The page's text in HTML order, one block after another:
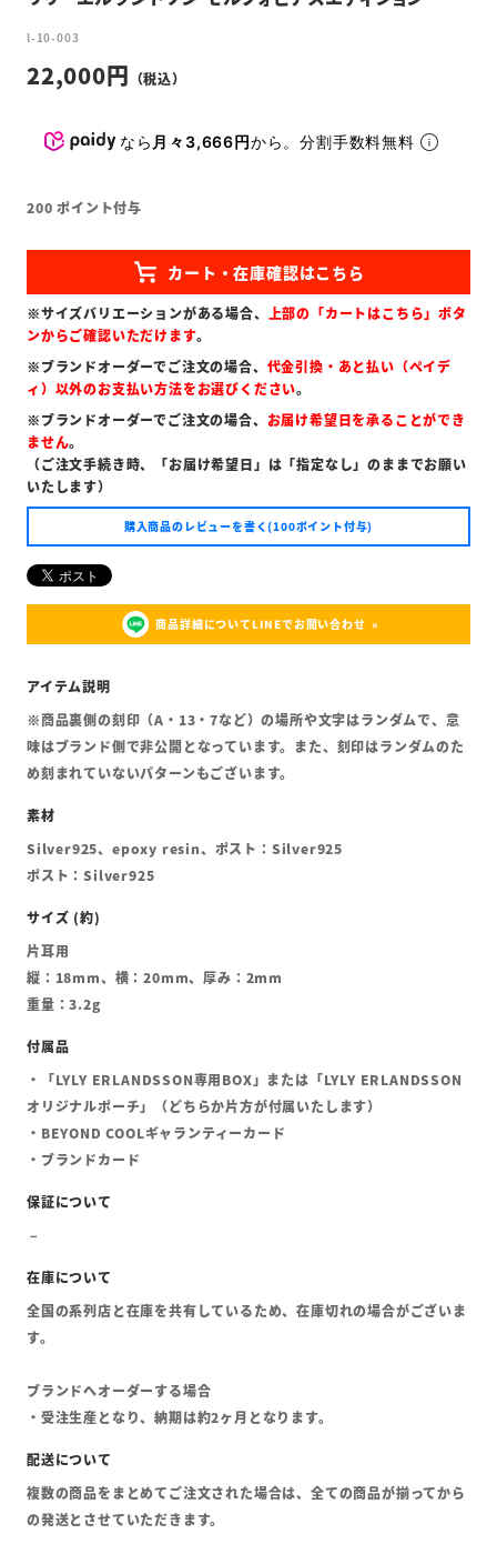
l-10-003
22,000
なら 月々3,666円から。分割手数料無料
200 ポイント付与
※サイズバリエーションがある場合、 上部の「カートはこちら」ボタ
ンからご確認いただけます。
※ブランドオーダーでご注文の場合、 代金引換・あと払い（ペイデ
ィ）以外のお支払い方法をお選びください。
※ブランドオーダーでご注文の場合、 お届け希望日を承ることができ
ません。
（ご注文手続き時、「お届け希望日」は「指定なし」のままでお願い
いたします）
購入商品のレビューを書く(100ポイント付与)
商品詳細についてLINEでお問い合わせ
※商品裏側の刻印（A・13・7など）の場所や文字はランダムで、意
味はブランド側で非公開となっています。また、刻印はランダムのた
め刻まれていないパターンもございます。
Silver925、epoxy resin、ポスト：Silver925
ポスト：Silver925
片耳用
縦：18mm、横：20mm、厚み：2mm
重量：3.2g
・「LYLY ERLANDSSON専用BOX」または「LYLY ERLANDSSON
オリジナルポーチ」（どちらか片方が付属いたします）
・BEYOND COOLギャランティーカード
・ブランドカード
全国の系列店と在庫を共有しているため、在庫切れの場合がございま
す。
ブランドへオーダーする場合
・受注生産となり、納期は約2ヶ月となります。
複数の商品をまとめてご注文された場合は、全ての商品が揃ってから
の発送とさせていただきます。